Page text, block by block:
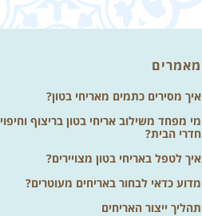
מאמרים
איך מסירים כתמים מאריחי בטון?
מי מפחד משילוב אריחי בטון בריצוף וחיפוי
חדרי הבית?
איך לטפל באריחי בטון מצויירים?
מדוע כדאי לבחור באריחים מעוטרים?
תהליך ייצור האריחים